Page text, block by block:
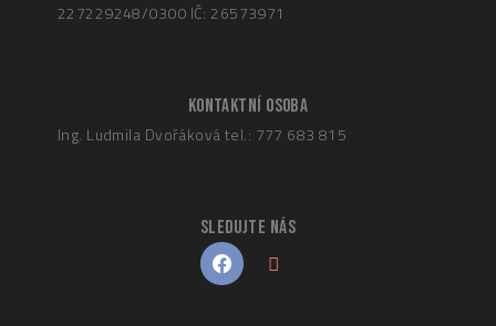
227229248/0300 IČ: 26573971
KONTAKTNÍ OSOBA
Ing. Ludmila Dvořákovátel.: 777 683 815
SLEDUJTE NÁS